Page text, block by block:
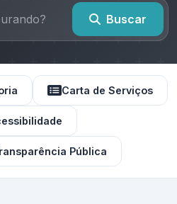
Buscar
Carta de Serviços
Pública